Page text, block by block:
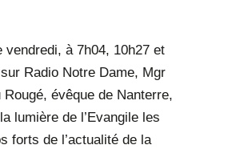
vendredi, à 7h04, 10h27 et
Radio Notre Dame, Mgr
Rougé, évêque de Nanterre,
lumière de l’Evangile les
forts de l’actualité de la